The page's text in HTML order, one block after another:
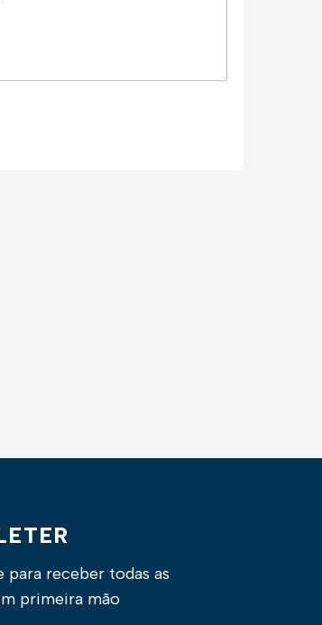
para receber todas as
primeira mão